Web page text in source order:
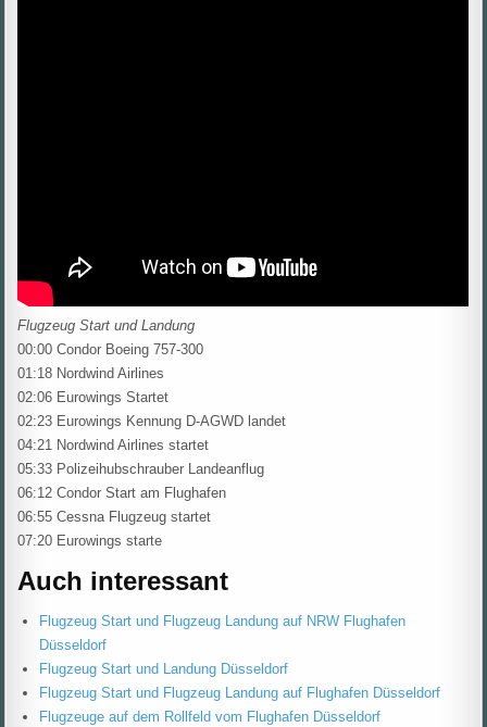
Flugzeug Start und Landung
00:00 Condor Boeing 757-300
01:18 Nordwind Airlines
02:06 Eurowings Startet
02:23 Eurowings Kennung D-AGWD landet
04:21 Nordwind Airlines startet
05:33 Polizeihubschrauber Landeanflug
06:12 Condor Start am Flughafen
06:55 Cessna Flugzeug startet
07:20 Eurowings starte
Auch interessant
Flugzeug Start und Flugzeug Landung auf NRW Flughafen
Düsseldorf
Flugzeug Start und Landung Düsseldorf
Flugzeug Start und Flugzeug Landung auf Flughafen Düsseldorf
Flugzeuge auf dem Rollfeld vom Flughafen Düsseldorf